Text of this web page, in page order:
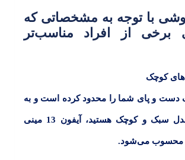
با توجه به مشخصاتی که
برخی از افراد مناسب‌تر
کوچک
دست و پای شما را محدود کرده است و به
مدل سبک و کوچک هستید، آیفون 13 مینی
محسوب می‌شود.